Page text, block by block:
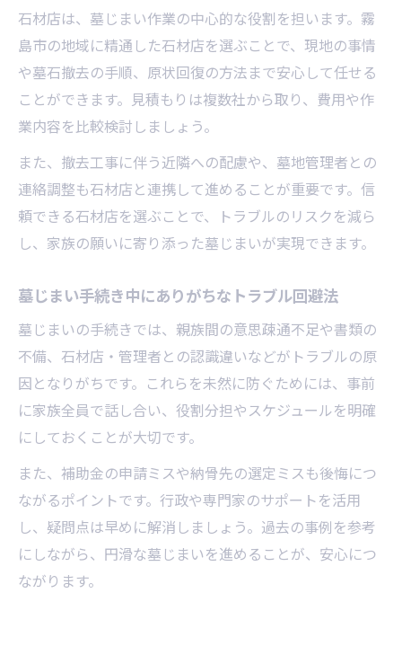
石材店は、墓じまい作業の中心的な役割を担います。霧
島市の地域に精通した石材店を選ぶことで、現地の事情
や墓石撤去の手順、原状回復の方法まで安心して任せる
ことができます。見積もりは複数社から取り、費用や作
業内容を比較検討しましょう。
また、撤去工事に伴う近隣への配慮や、墓地管理者との
連絡調整も石材店と連携して進めることが重要です。信
頼できる石材店を選ぶことで、トラブルのリスクを減ら
し、家族の願いに寄り添った墓じまいが実現できます。
墓じまい手続き中にありがちなトラブル回避法
墓じまいの手続きでは、親族間の意思疎通不足や書類の
不備、石材店・管理者との認識違いなどがトラブルの原
因となりがちです。これらを未然に防ぐためには、事前
に家族全員で話し合い、役割分担やスケジュールを明確
にしておくことが大切です。
また、補助金の申請ミスや納骨先の選定ミスも後悔につ
ながるポイントです。行政や専門家のサポートを活用
し、疑問点は早めに解消しましょう。過去の事例を参考
にしながら、円滑な墓じまいを進めることが、安心につ
ながります。